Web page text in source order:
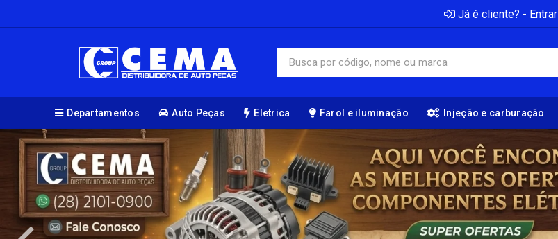
Já é cliente? - Entrar
Departamentos Auto Peças Eletrica Farol e iluminação Injeção e carburação